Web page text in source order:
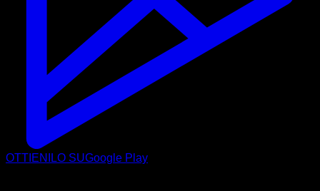
OTTIENILO SUGoogle Play